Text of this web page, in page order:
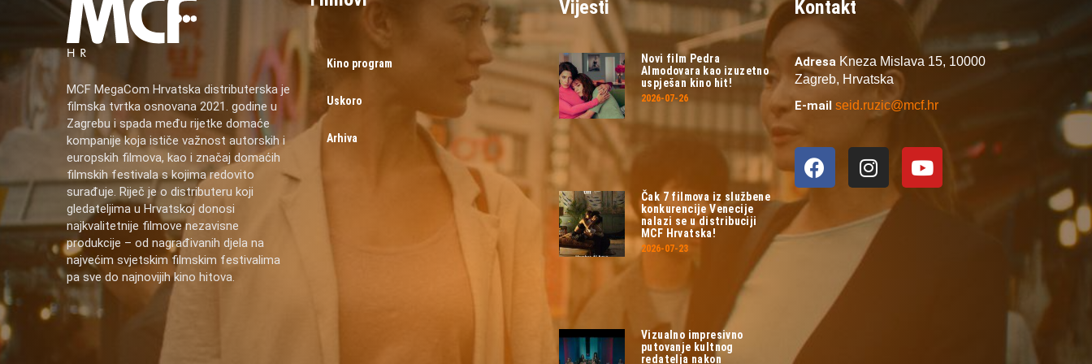
MCF MegaCom Hrvatska distributerska je
filmska tvrtka osnovana 2021. godine u
Zagrebu i spada među rijetke domaće
kompanije koja ističe važnost autorskih i
europskih filmova, kao i značaj domaćih
filmskih festivala s kojima redovito
surađuje. Riječ je o distributeru koji
gledateljima u Hrvatskoj donosi
najkvalitetnije filmove nezavisne
produkcije – od nagrađivanih djela na
najvećim svjetskim filmskim festivalima
pa sve do najnovijih kino hitova.
Kino program
Uskoro
Arhiva
Vijesti
Novi film Pedra
Almodovara kao izuzetno
uspješan kino hit!
2026-07-26
Čak 7 filmova iz službene
konkurencije Venecije
nalazi se u distribuciji
MCF Hrvatska!
2026-07-23
Vizualno impresivno
putovanje kultnog
redatelja nakon
Kontakt
Adresa Kneza Mislava 15, 10000
Zagreb, Hrvatska
E-mail seid.ruzic@mcf.hr